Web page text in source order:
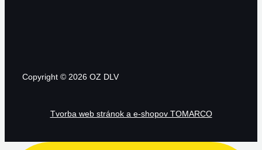
Copyright © 2026 OZ DLV
Tvorba web stránok a e-shopov TOMARCO